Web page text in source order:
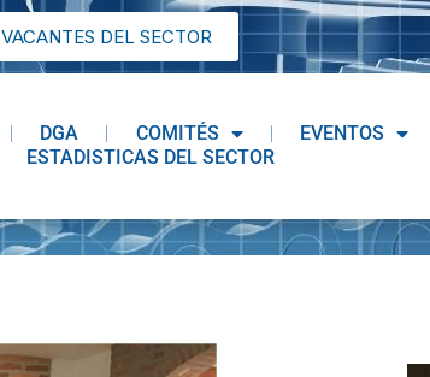
VACANTES DEL SECTOR
DGA COMITÉS EVENTOS
ESTADISTICAS DEL SECTOR